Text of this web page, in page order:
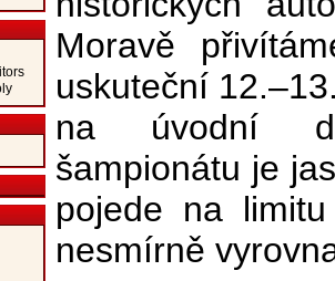
Moravě
uskuteční
na úvodní
šampionátu je
pojede na
nesmírně